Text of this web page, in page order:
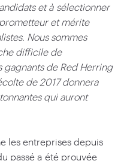
et à sélectionner
et mérite
Nous sommes
difficile de
de Red Herring
de 2017donnera
qui auront
les entreprises depuis
passé a été prouvée